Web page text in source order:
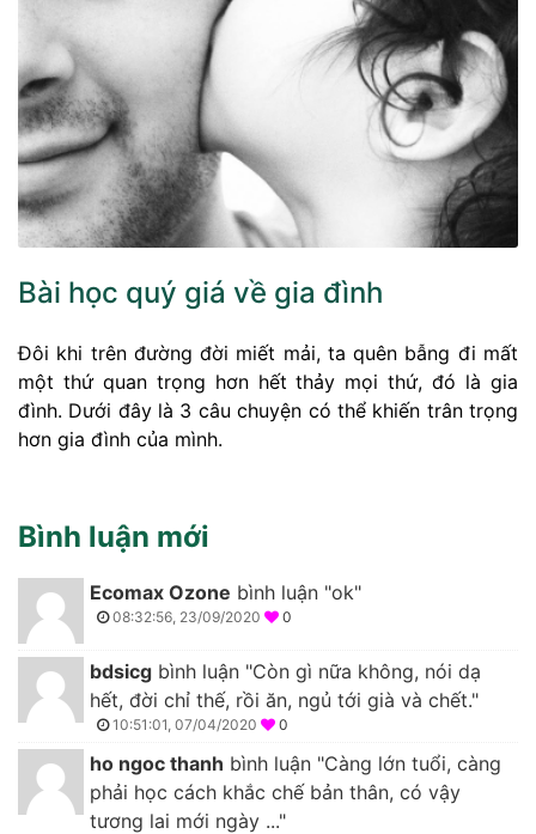
Bài học quý giá về gia đình
Đôi khi trên đường đời miết mải, ta quên bẫng đi mất
một thứ quan trọng hơn hết thảy mọi thứ, đó là gia
đình. Dưới đây là 3 câu chuyện có thể khiến trân trọng
hơn gia đình của mình.
Bình luận mới
Ecomax Ozone bình luận "ok"
08:32:56, 23/09/2020 0
bdsicg bình luận "Còn gì nữa không, nói dạ
hết, đời chỉ thế, rồi ăn, ngủ tới già và chết."
10:51:01, 07/04/2020 0
ho ngoc thanh bình luận "Càng lớn tuổi, càng
phải học cách khắc chế bản thân, có vậy
tương lai mới ngày ..."